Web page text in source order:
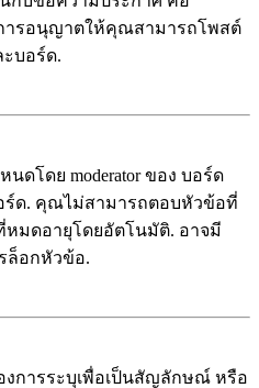
การอนุญาตให้คุณสามารถโพสต์
บอร์ด.
ดโดย moderator ของ บอร์ด
อร์ด. คุณไม่สามารถตอบหัวข้อที่
หมดอายุโดยอัตโนมัติ. อาจมี
ล็อกหัวข้อ.
การระบุเพื่อเป็นสัญลักษณ์ หรือ